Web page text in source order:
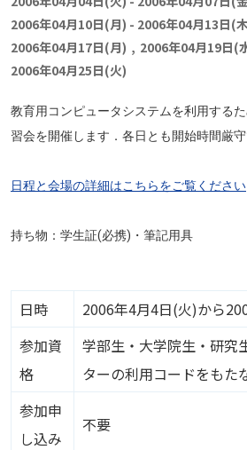
2006年04月10日(月) - 2006年04月13日(
2006年04月17日(月) , 2006年04月19日(
2006年04月25日(火)
教育用コンピュータシステムを利用する
習会を開催します．各日とも開始時間厳
日程と会場の詳細はこちらをご覧ください
持ち物：学生証(必携)・筆記用具
日時
2006年4月4日(火)から
参加資
格
学部生・大学院生・研究
ターの利用コードをもた
参加申
し込み
不要